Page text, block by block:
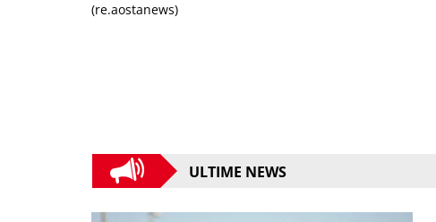
(re.aostanews)
ULTIME NEWS